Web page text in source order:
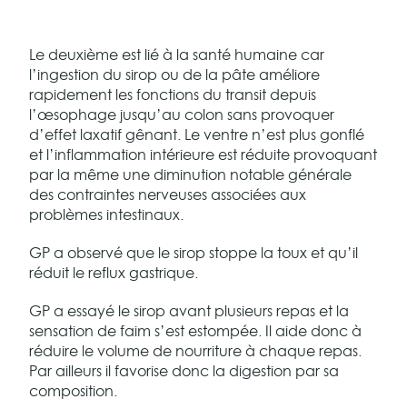
Le deuxième est lié à la santé humaine car
l’ingestion du sirop ou de la pâte améliore
rapidement les fonctions du transit depuis
l’œsophage jusqu’au colon sans provoquer
d’effet laxatif gênant. Le ventre n’est plus gonflé
et l’inflammation intérieure est réduite provoquant
par la même une diminution notable générale
des contraintes nerveuses associées aux
problèmes intestinaux.
GP a observé que le sirop stoppe la toux et qu’il
réduit le reflux gastrique.
GP a essayé le sirop avant plusieurs repas et la
sensation de faim s’est estompée. Il aide donc à
réduire le volume de nourriture à chaque repas.
Par ailleurs il favorise donc la digestion par sa
composition.